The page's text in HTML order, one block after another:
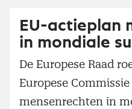
EU-actieplan
in mondiale
De Europese Raad
Europese Commissie
mensenrechten in